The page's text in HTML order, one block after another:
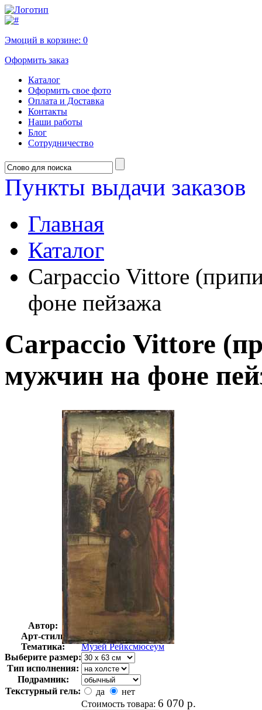
Эмоций в корзине: 0
Оформить заказ
Каталог
Оформить свое фото
Оплата и Доставка
Контакты
Наши работы
Блог
Сотрудничество
Пункты выдачи заказов
Главная
Каталог
Carpaccio Vittore
фоне пейзажа
Carpaccio Vittore
мужчин на фоне
Автор:
Арт-стиль
Голландская живопись
Тематика:
Музей Рейксмюсеум
Выберите размер:
Тип исполнения:
Подрамник:
Текстурный гель:
да
нет
Стоимость товара: 6 070 р.